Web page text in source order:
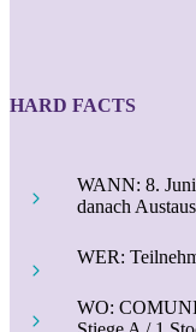
HARD FACTS
WANN: 8.
danach
WER:
WO: